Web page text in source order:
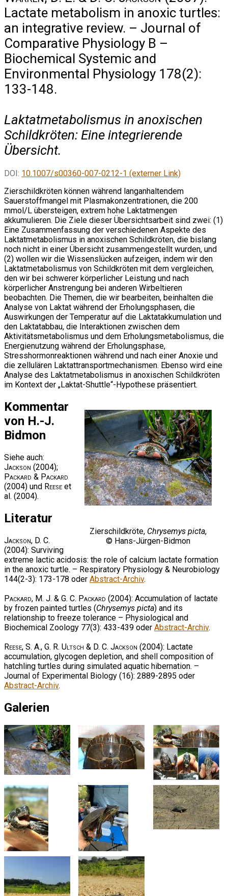
Lactate metabolism in anoxic turtles:
an integrative review. – Journal of
Comparative Physiology B –
Biochemical Systemic and
Environmental Physiology 178(2):
133-148.
Laktatmetabolismus in anoxischen
Schildkröten: Eine integrierende
Übersicht.
DOI: 10.1007/s00360-007-0212-1 (externer Link)
Zierschildkröten können während langanhaltendem
Sauerstoffmangel mit Plasmakonzentrationen, die 200
mmol/L übersteigen, extrem hohe Laktatmengen
akkumulieren. Die Ziele dieser Übersichtsarbeit sind zwei: (1)
Eine Zusammenfassung der verschiedenen Aspekte des
Laktatmetabolismus in anoxischen Schildkröten, die bislang
noch nicht in einer Übersicht zusammengestellt wurden, und
(2) wollen wir die Wissenslücken aufzeigen, indem wir den
Laktatmetabolismus von Schildkröten mit dem vergleichen,
den wir bei schwerer körperlicher Leistung und nach
körperlicher Anstrengung bei anderen Wirbeltieren
beobachten. Die Themen, die wir bearbeiten, beinhalten die
Analyse von Laktat während der Erholungsphasen, die
Auswirkungen der Temperatur auf die Laktatakkumulation und
den Laktatabbau, die Interaktionen zwischen dem
Aktivitätsmetabolismus und dem Erholungsmetabolismus, die
Energienutzung während der Erholungsphase,
Stresshormonreaktionen während und nach einer Anoxie und
die zellulären Laktattransportmechanismen. Ebenso wird eine
Analyse des Laktatmetabolismus in anoxischen Schildkröten
im Kontext der „Laktat-Shuttle“-Hypothese präsentiert.
Zierschildkröte, Chrysemys picta,
© Hans-Jürgen-Bidmon
Kommentar
von H.-J.
Bidmon
Siehe auch:
Jackson (2004);
Packard & Packard
(2004) und Reese et
al. (2004).
Literatur
Jackson, D. C.
(2004): Surviving
extreme lactic acidosis: the role of calcium lactate formation
in the anoxic turtle. – Respiratory Physiology & Neurobiology
144(2-3): 173-178 oder Abstract-Archiv.
Packard, M. J. & G. C. Packard (2004): Accumulation of lactate
by frozen painted turtles (Chrysemys picta) and its
relationship to freeze tolerance – Physiological and
Biochemical Zoology 77(3): 433-439 oder Abstract-Archiv.
Reese, S. A., G. R. Ultsch & D. C. Jackson (2004): Lactate
accumulation, glycogen depletion, and shell composition of
hatchling turtles during simulated aquatic hibernation. –
Journal of Experimental Biology (16): 2889-2895 oder
Abstract-Archiv.
Galerien